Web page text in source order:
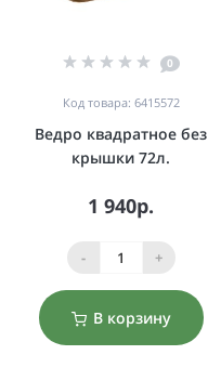
0
Код товара: 6415572
Ведро квадратное без
крышки 72л.
1 940р.
- +
В корзину